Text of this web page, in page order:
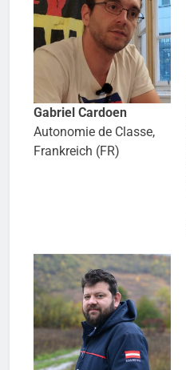
Gabriel Cardoen
Autonomie de Classe,
Frankreich (FR)